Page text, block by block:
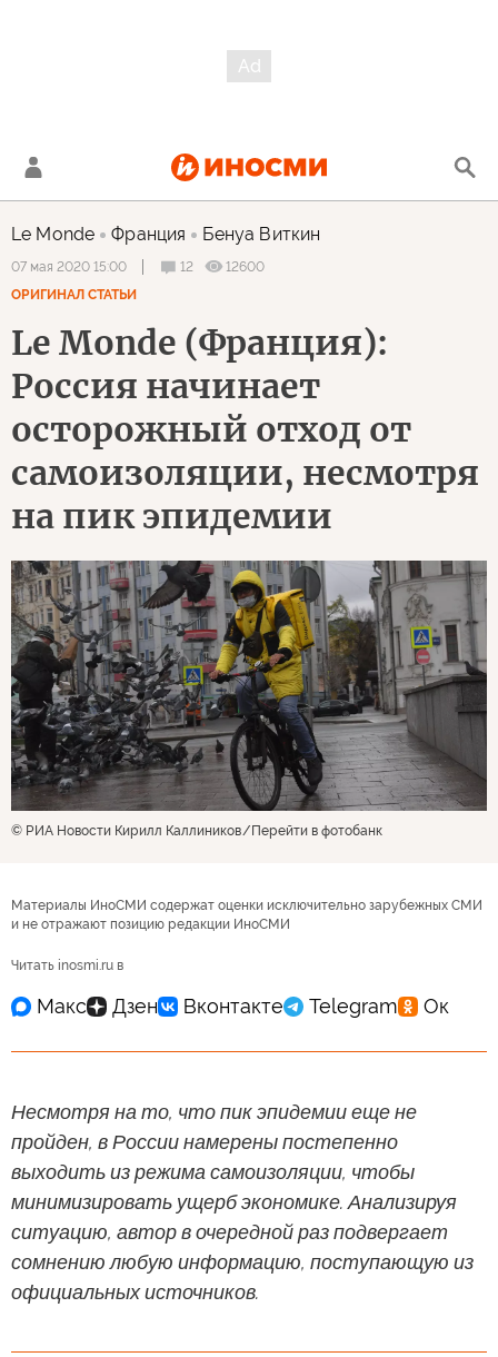
Le Monde Франция Бенуа Виткин
07 мая 2020 15:00 12
12600
ОРИГИНАЛ СТАТЬИ
Le Monde (Франция):
Россия начинает
осторожный отход от
самоизоляции, несмотря
на пик эпидемии
© РИА Новости Кирилл Каллиников Перейти в фотобанк
Материалы ИноСМИ содержат оценки исключительно зарубежных СМИ
и не отражают позицию редакции ИноСМИ
Читать inosmi.ru в
Несмотря на то, что пик эпидемии еще не
пройден, в России намерены постепенно
выходить из режима самоизоляции, чтобы
минимизировать ущерб экономике. Анализируя
ситуацию, автор в очередной раз подвергает
сомнению любую информацию, поступающую из
официальных источников.